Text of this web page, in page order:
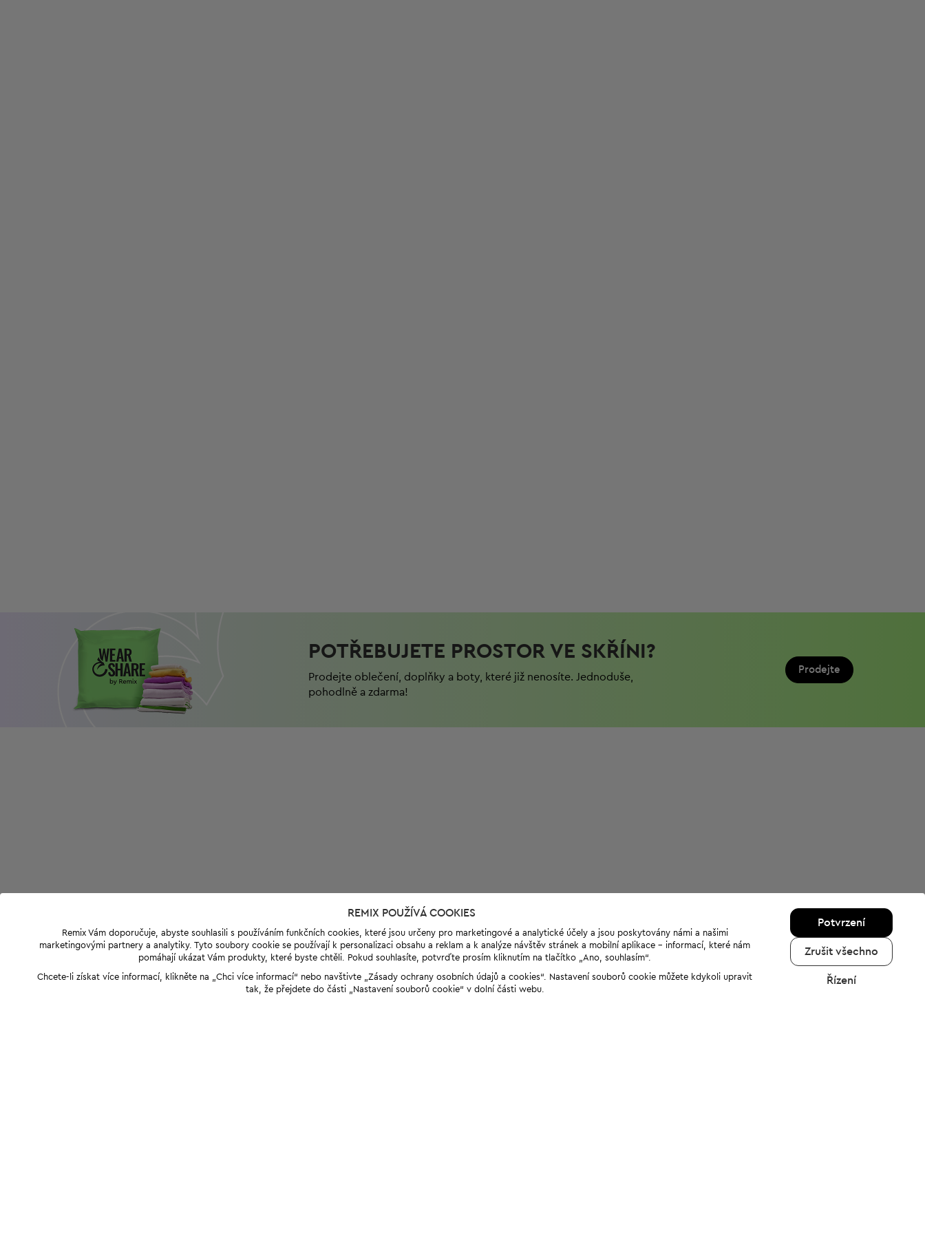
POTŘEBUJETE PROSTOR VE SKŘÍNI?
Prodejte oblečení, doplňky a boty, které již nenosíte. Jednoduše,
pohodlně a zdarma!
Prodejte
REMIX POUŽÍVÁ COOKIES
Remix Vám doporučuje, abyste souhlasili s používáním funkčních cookies, které jsou určeny pro marketingové a analytické účely a jsou poskytovány námi a našimi
marketingovými partnery a analytiky. Tyto soubory cookie se používají k personalizaci obsahu a reklam a k analýze návštěv stránek a mobilní aplikace - informací, které nám
pomáhají ukázat Vám produkty, které byste chtěli. Pokud souhlasíte, potvrďte prosím kliknutím na tlačítko „Ano, souhlasím“.
Chcete-li získat více informací, klikněte na „Chci více informací“ nebo navštivte „Zásady ochrany osobních údajů a cookies“. Nastavení souborů cookie můžete kdykoli upravit
tak, že přejdete do části „Nastavení souborů cookie“ v dolní části webu.
Potvrzení
Zrušit všechno
Řízení